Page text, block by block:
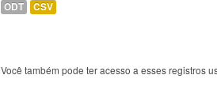
ODT CSV
Você também pode ter acesso a esses registros